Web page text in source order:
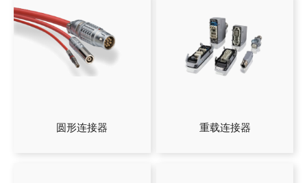
圆形连接器 重载连接器